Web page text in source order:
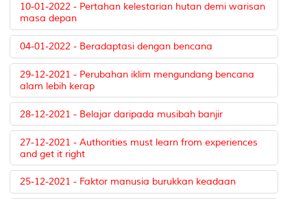
10-01-2022 - Pertahan kelestarian hutan demi warisan
masa depan
04-01-2022 - Beradaptasi dengan bencana
29-12-2021 - Perubahan iklim mengundang bencana
alam lebih kerap
28-12-2021 - Belajar daripada musibah banjir
27-12-2021 - Authorities must learn from experiences
and get it right
25-12-2021 - Faktor manusia burukkan keadaan